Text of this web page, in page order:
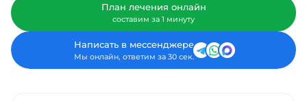
План лечения онлайн
составим за 1 минуту
Написать в мессенджере
Мы онлайн, ответим за 30 сек.